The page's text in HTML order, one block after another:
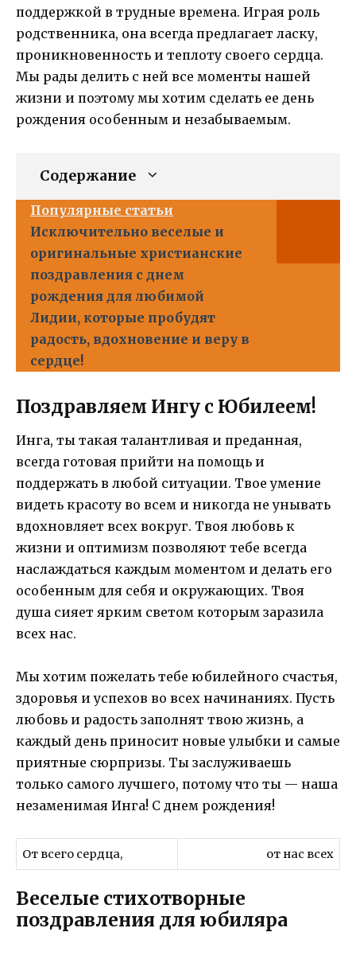
поддержкой в трудные времена. Играя роль
родственника, она всегда предлагает ласку,
проникновенность и теплоту своего сердца.
Мы рады делить с ней все моменты нашей
жизни и поэтому мы хотим сделать ее день
рождения особенным и незабываемым.
Содержание
Популярные статьи
Исключительно веселые и
оригинальные христианские
поздравления с днем
рождения для любимой
Лидии, которые пробудят
радость, вдохновение и веру в
сердце!
Поздравляем Ингу с Юбилеем!
Инга, ты такая талантливая и преданная,
всегда готовая прийти на помощь и
поддержать в любой ситуации. Твое умение
видеть красоту во всем и никогда не унывать
вдохновляет всех вокруг. Твоя любовь к
жизни и оптимизм позволяют тебе всегда
наслаждаться каждым моментом и делать его
особенным для себя и окружающих. Твоя
душа сияет ярким светом которым заразила
всех нас.
Мы хотим пожелать тебе юбилейного счастья,
здоровья и успехов во всех начинаниях. Пусть
любовь и радость заполнят твою жизнь, а
каждый день приносит новые улыбки и самые
приятные сюрпризы. Ты заслуживаешь
только самого лучшего, потому что ты — наша
незаменимая Инга! С днем рождения!
От всего сердца, от нас всех
Веселые стихотворные
поздравления для юбиляра